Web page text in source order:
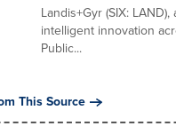
Landis+Gyr (SIX:
intelligent innovation
Public...
This Source